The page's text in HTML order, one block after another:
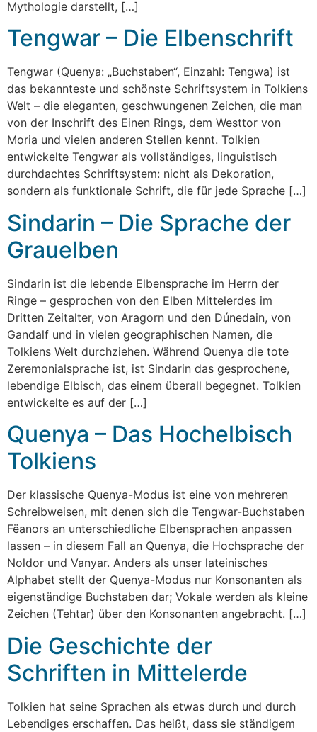
Mythologie darstellt, […]
Tengwar – Die Elbenschrift
Tengwar (Quenya: „Buchstaben“, Einzahl: Tengwa) ist
das bekannteste und schönste Schriftsystem in Tolkiens
Welt – die eleganten, geschwungenen Zeichen, die man
von der Inschrift des Einen Rings, dem Westtor von
Moria und vielen anderen Stellen kennt. Tolkien
entwickelte Tengwar als vollständiges, linguistisch
durchdachtes Schriftsystem: nicht als Dekoration,
sondern als funktionale Schrift, die für jede Sprache […]
Sindarin – Die Sprache der
Grauelben
Sindarin ist die lebende Elbensprache im Herrn der
Ringe – gesprochen von den Elben Mittelerdes im
Dritten Zeitalter, von Aragorn und den Dúnedain, von
Gandalf und in vielen geographischen Namen, die
Tolkiens Welt durchziehen. Während Quenya die tote
Zeremonialsprache ist, ist Sindarin das gesprochene,
lebendige Elbisch, das einem überall begegnet. Tolkien
entwickelte es auf der […]
Quenya – Das Hochelbisch
Tolkiens
Der klassische Quenya-Modus ist eine von mehreren
Schreibweisen, mit denen sich die Tengwar-Buchstaben
Fëanors an unterschiedliche Elbensprachen anpassen
lassen – in diesem Fall an Quenya, die Hochsprache der
Noldor und Vanyar. Anders als unser lateinisches
Alphabet stellt der Quenya-Modus nur Konsonanten als
eigenständige Buchstaben dar; Vokale werden als kleine
Zeichen (Tehtar) über den Konsonanten angebracht. […]
Die Geschichte der
Schriften in Mittelerde
Tolkien hat seine Sprachen als etwas durch und durch
Lebendiges erschaffen. Das heißt, dass sie ständigem